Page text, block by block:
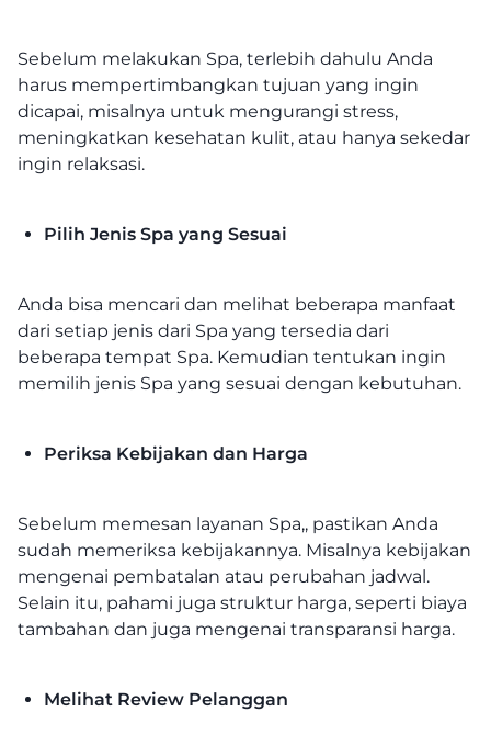
Sebelum melakukan Spa, terlebih dahulu Anda
harus mempertimbangkan tujuan yang ingin
dicapai, misalnya untuk mengurangi stress,
meningkatkan kesehatan kulit, atau hanya sekedar
ingin relaksasi.
Pilih Jenis Spa yang Sesuai
Anda bisa mencari dan melihat beberapa manfaat
dari setiap jenis dari Spa yang tersedia dari
beberapa tempat Spa. Kemudian tentukan ingin
memilih jenis Spa yang sesuai dengan kebutuhan.
Periksa Kebijakan dan Harga
Sebelum memesan layanan Spa,, pastikan Anda
sudah memeriksa kebijakannya. Misalnya kebijakan
mengenai pembatalan atau perubahan jadwal.
Selain itu, pahami juga struktur harga, seperti biaya
tambahan dan juga mengenai transparansi harga.
Melihat Review Pelanggan